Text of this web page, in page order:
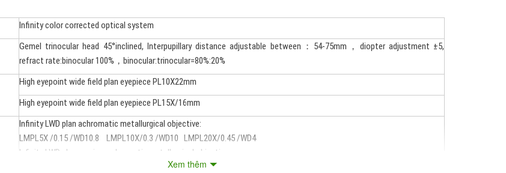
Infinity color corrected optical system
Gemel trinocular head 45°inclined, Interpupillary distance adjustable between：54-75mm，diopter adjustment ±5,
refract rate:binocular 100%，binocular:trinocular=80%:20%
High eyepoint wide field plan eyepiece PL10X22mm
High eyepoint wide field plan eyepiece PL15X/16mm
Infinity LWD plan achromatic metallurgical objective:
LMPL5X /0.15 /WD10.8 LMPL10X/0.3 /WD10 LMPL20X/0.45 /WD4
Infinity LWD plan semi-apochromatic metallurgical objective:
LMPLFL50X/0.55 /WD7.8 LMPLFL100X/0.80 /WD2.1
Xem thêm